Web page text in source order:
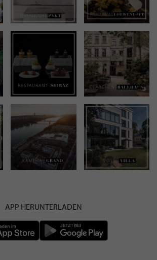
APP HERUNTERLADEN